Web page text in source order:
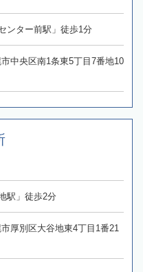
ンター前駅」徒歩1分
中央区南1条東5丁目7番地10
駅」徒歩2分
厚別区大谷地東4丁目1番21